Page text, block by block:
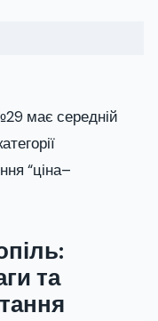
має середній
“ціна–
та